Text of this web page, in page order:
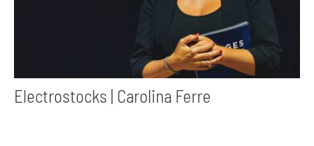
Electrostocks | Carolina Ferre